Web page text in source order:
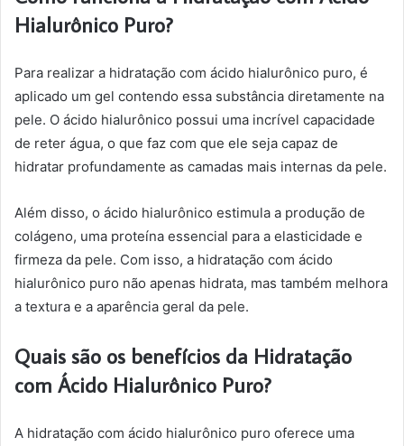
Hialurônico Puro?
Para realizar a hidratação com ácido hialurônico puro, é
aplicado um gel contendo essa substância diretamente na
pele. O ácido hialurônico possui uma incrível capacidade
de reter água, o que faz com que ele seja capaz de
hidratar profundamente as camadas mais internas da pele.
Além disso, o ácido hialurônico estimula a produção de
colágeno, uma proteína essencial para a elasticidade e
firmeza da pele. Com isso, a hidratação com ácido
hialurônico puro não apenas hidrata, mas também melhora
a textura e a aparência geral da pele.
Quais são os benefícios da Hidratação
com Ácido Hialurônico Puro?
A hidratação com ácido hialurônico puro oferece uma